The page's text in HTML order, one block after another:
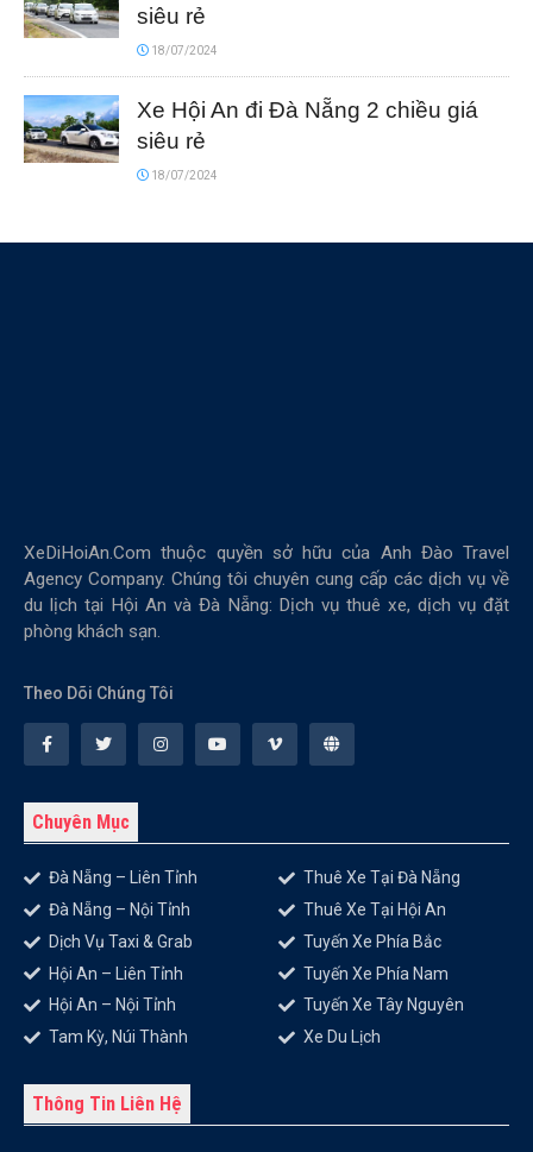
siêu rẻ
18/07/2024
Xe Hội An đi Đà Nẵng 2 chiều giá
siêu rẻ
18/07/2024
XeDiHoiAn.Com thuộc quyền sở hữu của Anh Đào Travel
Agency Company. Chúng tôi chuyên cung cấp các dịch vụ về
du lịch tại Hội An và Đà Nẵng: Dịch vụ thuê xe, dịch vụ đặt
phòng khách sạn.
Theo Dõi Chúng Tôi
Chuyên Mục
Đà Nẵng – Liên Tỉnh
Đà Nẵng – Nội Tỉnh
Dịch Vụ Taxi & Grab
Hội An – Liên Tỉnh
Hội An – Nội Tỉnh
Tam Kỳ, Núi Thành
Thuê Xe Tại Đà Nẵng
Thuê Xe Tại Hội An
Tuyến Xe Phía Bắc
Tuyến Xe Phía Nam
Tuyến Xe Tây Nguyên
Xe Du Lịch
Thông Tin Liên Hệ